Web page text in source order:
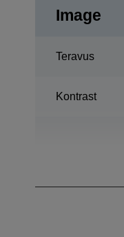
Image
Teravus
Kontrast